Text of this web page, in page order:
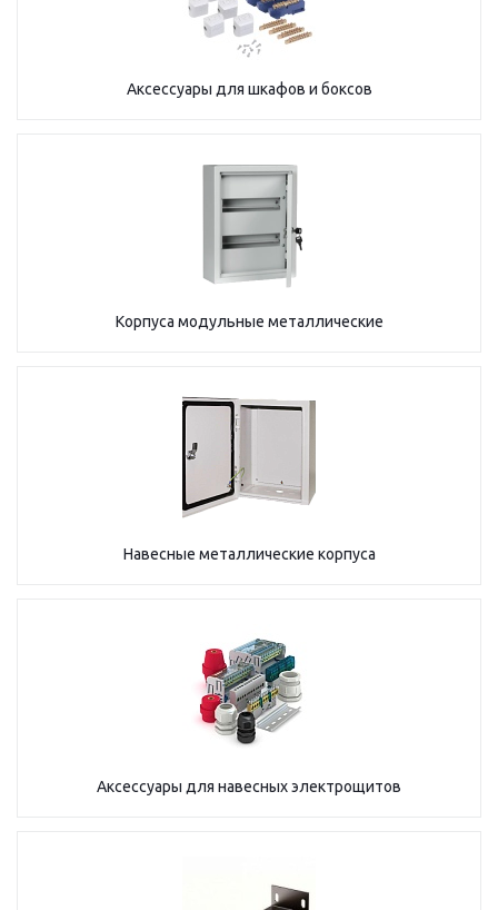
Аксессуары для шкафов и боксов
Корпуса модульные металлические
Навесные металлические корпуса
Аксессуары для навесных электрощитов